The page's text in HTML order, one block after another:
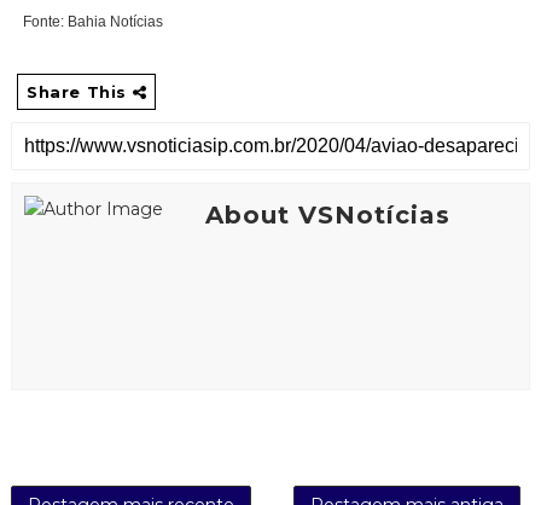
Fonte: Bahia Notícias
Share This
About VSNotícias